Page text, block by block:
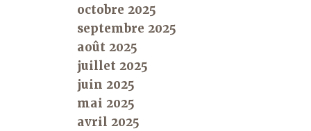
octobre 2025
septembre 2025
août 2025
juillet 2025
juin 2025
mai 2025
avril 2025